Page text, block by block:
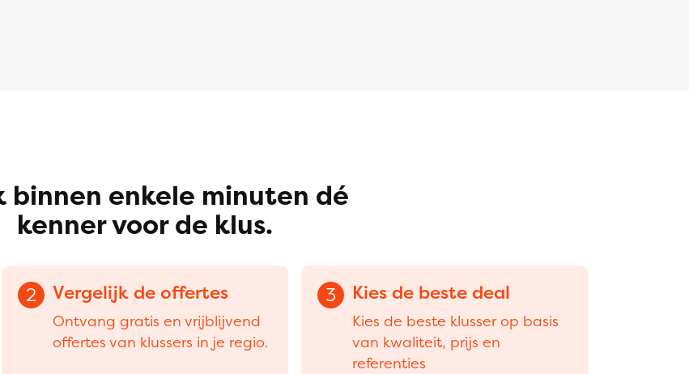
binnen enkele minuten dé
kenner voor de klus.
2 Vergelijk de offertes
Ontvang gratis en vrijblijvend
offertes van klussers in je regio.
3 Kies de beste deal
Kies de beste klusser op basis
van kwaliteit, prijs en
referenties